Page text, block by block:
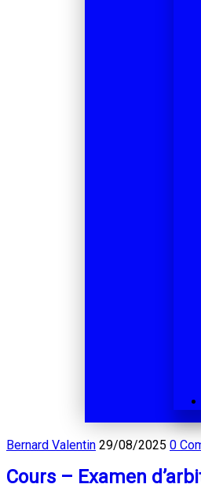
Bernard Valentin 29/08/2025 0
Cours – Examen